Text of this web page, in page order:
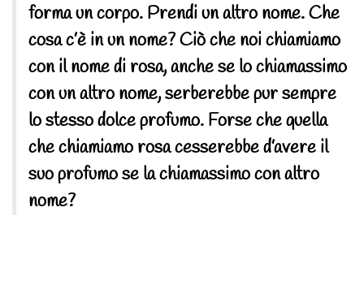
forma un corpo. Prendi un altro nome. Che
cosa c’è in un nome? Ciò che noi chiamiamo
con il nome di rosa, anche se lo chiamassimo
con un altro nome, serberebbe pur sempre
lo stesso dolce profumo. Forse che quella
che chiamiamo rosa cesserebbe d’avere il
suo profumo se la chiamassimo con altro
nome?